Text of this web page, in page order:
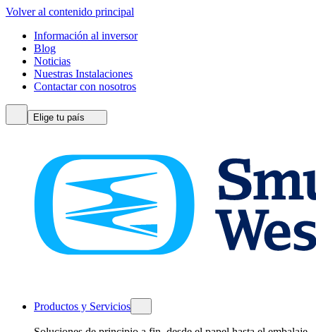
Volver al contenido principal
Información al inversor
Blog
Noticias
Nuestras Instalaciones
Contactar con nosotros
Elige tu país
Productos y Servicios